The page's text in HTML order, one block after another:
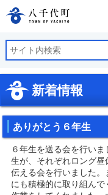
八千代
新着情報
ありがとう６年生
６年生を送る会を行い
生が、それぞれロング
伝える会を行いました
にも積極的に取り組ん